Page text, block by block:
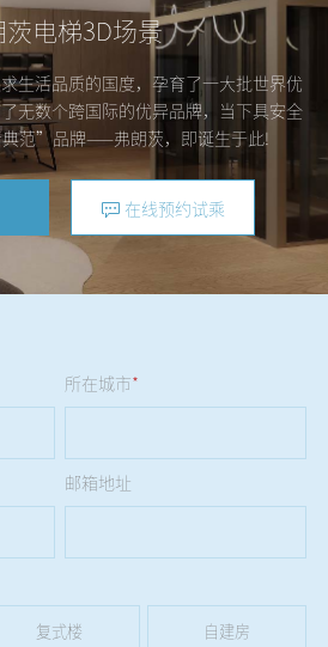
茨电梯3D场景
生活品质的国度，孕育了一大批世界优
无数个跨国际的优异品牌，当下具安全
范”品牌——弗朗茨，即诞生于此!
在线预约试乘
所在城市*
邮箱地址
复式楼 自建房